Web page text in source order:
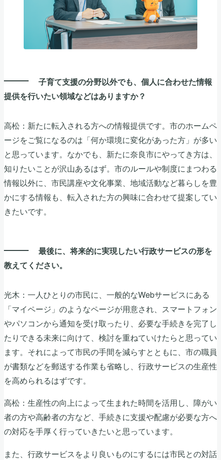
子育て支援の分野以外でも、個人に合わせた情報
提供を行いたい領域などはありますか？
高松：新たに転入される方への情報提供です。市のホームペ
ージをご覧になるのは「何か環境に変化があった方」が多い
と思っています。なかでも、新たに奈良市にやってき方は、
知りたいことが沢山あるはず。市のルールや制度にまつわる
情報以外に、市民講座や文化事業、地域活動など暮らしを豊
かにする情報も、転入された方の興味に合わせて提案してい
きたいです。
最後に、将来的に実現したい行政サービスの形を
教えてください。
光木：一人ひとりの市民に、一般的なWebサービスにある
「マイページ」のようなページが用意され、スマートフォン
やパソコンから通知を受け取ったり、必要な手続きを完了し
たりできる未来に向けて、検討を重ねていけたらと思ってい
ます。それによって市民の手間を減らすとともに、市の職員
が書類などを郵送する作業も省略し、行政サービスの生産性
を高められるはずです。
高松：生産性の向上によって生まれた時間を活用し、障がい
者の方や高齢者の方など、手続きに支援や配慮が必要な方へ
の対応を手厚く行っていきたいと思っています。
また、行政サービスをより良いものにするには市民との対話